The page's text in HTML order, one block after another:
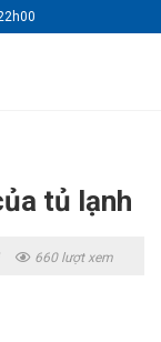
tủ lạnh
660 lượt xem